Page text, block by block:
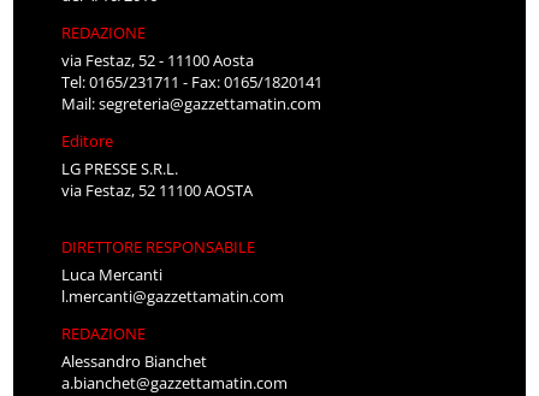
REDAZIONE
via Festaz, 52 - 11100 Aosta
Tel: 0165/231711 - Fax: 0165/1820141
Mail:segreteria@gazzettamatin.com
Editore
LG PRESSE S.R.L.
via Festaz, 52 11100 AOSTA
DIRETTORE RESPONSABILE
Luca Mercanti
l.mercanti@gazzettamatin.com
REDAZIONE
Alessandro Bianchet
a.bianchet@gazzettamatin.com